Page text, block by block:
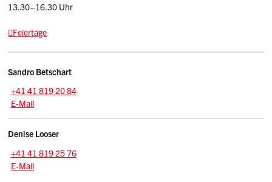
13.30–16.30 Uhr
Feiertage
Sandro Betschart
Tel.:
+41 41 819 20 84
E-Mail: sandro.betschart
E-Mail
Denise Looser
Zentrale:
+41 41 819 25 76
E-Mail: denise.looser
E-Mail